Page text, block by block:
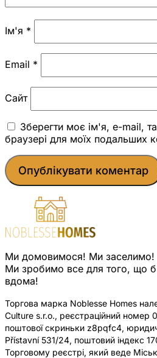
Ім'я *
Email *
Сайт
Зберегти моє ім'я, e-mail,
браузері для моїх подальших
Ми домовимося! Ми заселимо!
Ми зробимо все для того, що б
вдома!
Торгова марка Noblesse Homes
Culture s.r.o., реєстраційний номер
поштової скриньки z8pqfc4,
Přístavní 531/24, поштовий індекс
Торговому реєстрі, який веде